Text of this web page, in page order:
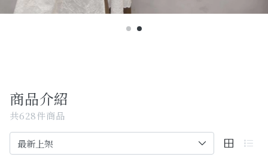
C字頭商品- 防曬披肩/好穿內衣
最新消息
訂單查詢
商品介紹
共628件商品